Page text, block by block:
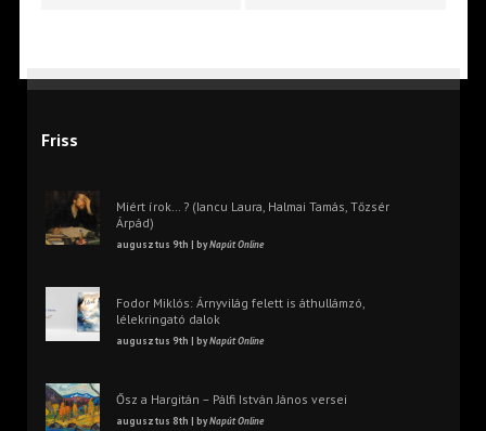
Friss
Miért írok… ? (Iancu Laura, Halmai Tamás, Tőzsér
Árpád)
augusztus 9th | byNapút Online
Fodor Miklós: Árnyvilág felett is áthullámzó,
lélekringató dalok
augusztus 9th | byNapút Online
Ősz a Hargitán – Pálfi István János versei
augusztus 8th | byNapút Online